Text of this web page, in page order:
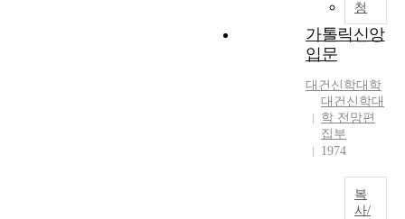
청
가톨릭신앙
입문
대건신학대학
대건신학대
학 전망편
집부
1974
복
사/